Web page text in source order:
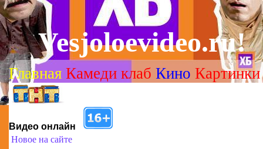
Vesjoloevideo.ru!
Главная Камеди клаб Кино Картинки
Видео онлайн
Новое на сайте